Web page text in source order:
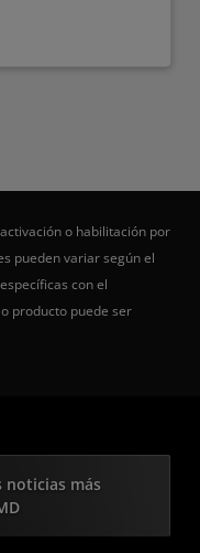
o habilitación por
pueden variar según el
con el
producto puede ser
noticias más